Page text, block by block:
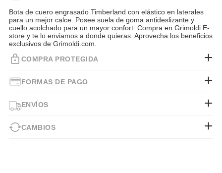
Bota de cuero engrasado Timberland con elástico en laterales
para un mejor calce. Posee suela de goma antideslizante y
cuello acolchado para un mayor confort. Compra en Grimoldi E-
store y te lo enviamos a donde quieras. Aprovecha los beneficios
exclusivos de Grimoldi.com.
COMPRA PROTEGIDA
FORMAS DE PAGO
ENVÍOS
CAMBIOS